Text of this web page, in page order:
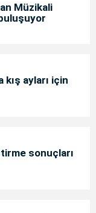
Müzikali
kış ayları için
sonuçları